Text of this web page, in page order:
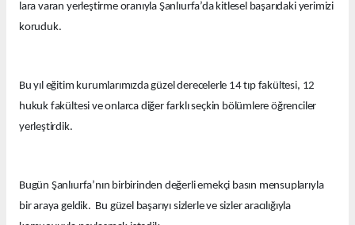
lara varan yerleştirme oranıyla Şanlıurfa’da kitlesel başarıdaki yerimizi
koruduk.
Bu yıl eğitim kurumlarımızda güzel derecelerle 14 tıp fakültesi, 12
hukuk fakültesi ve onlarca diğer farklı seçkin bölümlere öğrenciler
yerleştirdik.
Bugün Şanlıurfa’nın birbirinden değerli emekçi basın mensuplarıyla
bir araya geldik. Bu güzel başarıyı sizlerle ve sizler aracılığıyla